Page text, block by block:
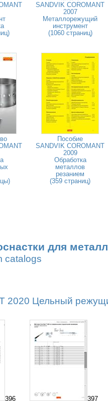
SANDVIK COROMANT
2007
Металлорежущий
инструмент
(1060 страниц)
Пособие
SANDVIK COROMANT
2009
Обработка
металлов
резанием
(359 страниц)
для
catalogs
2020 Цельный
396 397